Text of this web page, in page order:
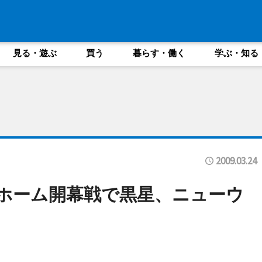
見る・遊ぶ 買う 暮らす・働く 学ぶ・知る
2009.03.24
ーム開幕戦で黒星、ニューウ